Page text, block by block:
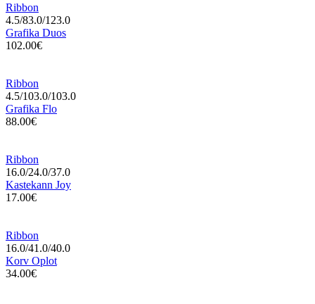
Ribbon
4.5/83.0/123.0
Grafika Duos
102.00€
Ribbon
4.5/103.0/103.0
Grafika Flo
88.00€
Ribbon
16.0/24.0/37.0
Kastekann Joy
17.00€
Ribbon
16.0/41.0/40.0
Korv Oplot
34.00€